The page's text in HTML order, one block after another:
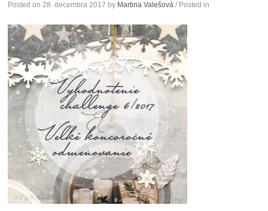
Posted on 28. decembra 2017 by Martina Valešová / Posted in